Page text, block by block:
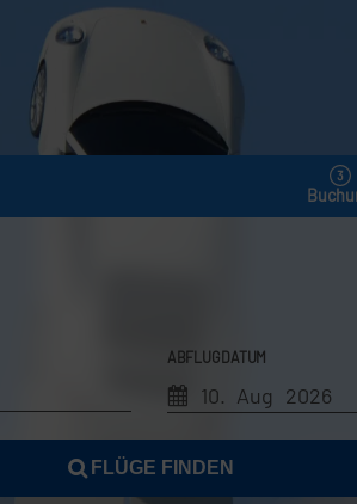
ABFLUGDATUM
10. Aug 2026
FLÜGE FINDEN